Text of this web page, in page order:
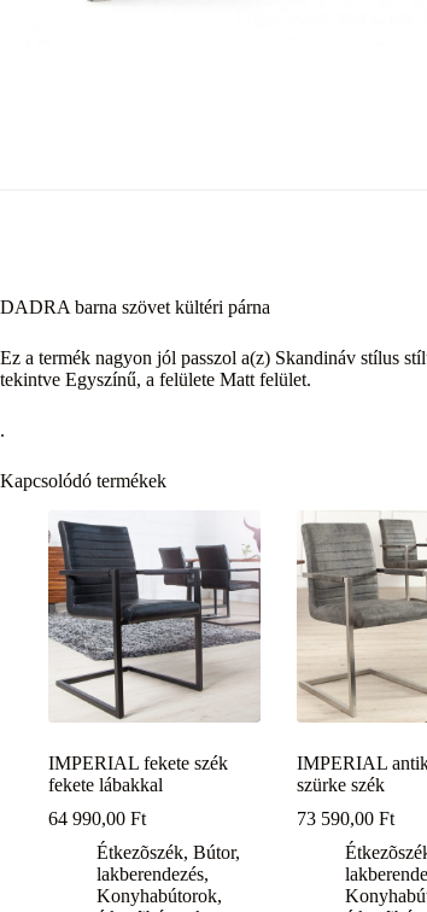
DADRA barna szövet kültéri párna
Ez a termék nagyon jól passzol a(z) Skandináv stílus
tekintve Egyszínű, a felülete Matt felület.
.
Kapcsolódó termékek
IMPERIAL fekete szék
fekete lábakkal
64 990,00 Ft
Étkezõszék, Bútor,
lakberendezés,
Konyhabútorok,
IMPERIAL
szürke szék
73 590,00Ft